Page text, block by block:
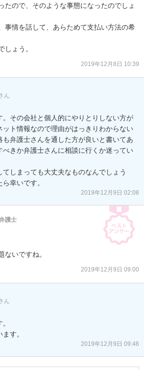
たので、そのような事態になったのでしょ
事情を話して、あらためて支払い方法の希
しょう。
2019年12月8日 10:39
ん
。その会社と個人的にやりとりしない方が
ット情報なので理由がはっきりわからない
弁護士さんを通した方が良いと書いてあ
べきか弁護士さんに相談に行くか迷ってい
しまっても大丈夫なものなんでしょう
幸いです。
2019年12月9日 02:08
護士
ないですね。
2019年12月9日 09:00
ん
す。
2019年12月9日 09:46